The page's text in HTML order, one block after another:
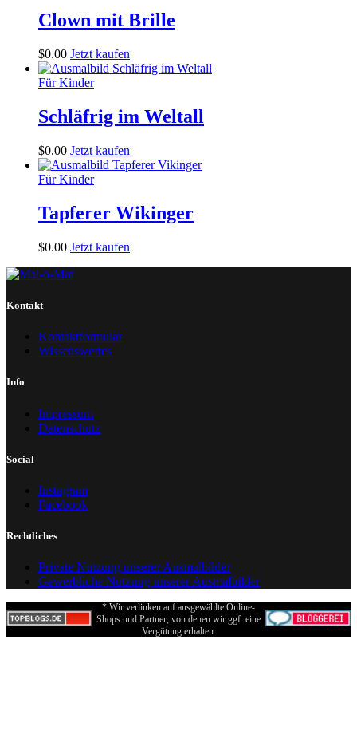
Clown mit Brille
$0.00 Jetzt kaufen
Für Kinder
Schläfrig im Weltall
$0.00 Jetzt kaufen
Für Kinder
Tapferer Wikinger
$0.00 Jetzt kaufen
Kontakt
Kontaktformular
Wissenswertes
Info
Impressum
Datenschutz
Social
Instagram
Facebook
Rechtliches
Private Nutzung unserer Ausmalbilder
Gewerbliche Nutzung unserer Ausmalbilder
* Wir verlinken auf ausgewählte Online-
Shops und Partner, von denen wir ggf. eine
Vergütung erhalten.